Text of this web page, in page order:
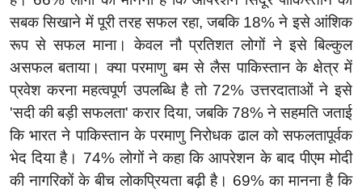
सबक सिखाने में पूरी तरह सफल रहा,जबकि 18%ने इसे आंशिक
रूप से सफल माना। केवल नौ प्रतिशत लोगों ने इसे बिल्कुल
असफल बताया। क्या परमाणु बम से लैस पाकिस्तान के क्षेत्र में
प्रवेश करना महत्वपूर्ण उपलब्धि है तो 72%उत्तरदाताओं ने इसे
'सदी की बड़ी सफलता'करार दिया,जबकि 78%ने सहमति जताई
कि भारत ने पाकिस्तान के परमाणु निरोधक ढाल को सफलतापूर्वक
भेद दिया है। 74%लोगों ने कहा कि आपरेशन के बाद पीएम मोदी
की नागरिकों के बीच लोकप्रियता बढ़ी है। 69%का मानना है कि